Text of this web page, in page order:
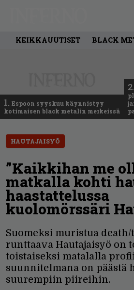
KEIKKAUUTISET BLACK
1. Espoon syyskuu käynnistyy
kotimaisen black metalin merkeissä
2.
HAUTAJAISYÖ
”Kaikkihan me
matkalla kohti
haastattelussa
kuolomörssäri
Suomeksi muristua
runttaava Hautajaisyö on
toistaiseksi matalalla
suunnitelmana on päästä
suurempiin piireihin.